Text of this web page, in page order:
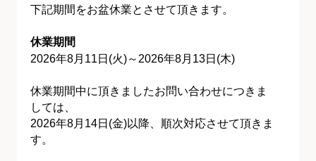
下記期間をお盆休業とさせて頂きます。
休業期間
2026年8月11日(火)～2026年8月13日(木)
休業期間中に頂きましたお問い合わせにつきま
しては、
2026年8月14日(金)以降、順次対応させて頂きま
す。